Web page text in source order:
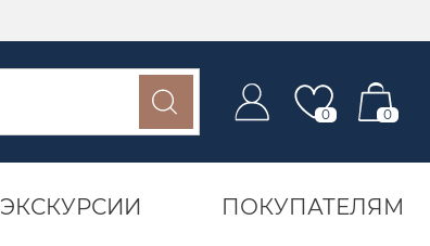
0 0
ЭКСКУРСИИ ПОКУПАТЕЛЯМ